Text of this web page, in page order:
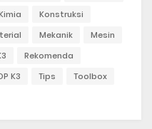
Konstruksi
Mekanik
Mesin
Rekomenda
K3 Tips
Toolbox